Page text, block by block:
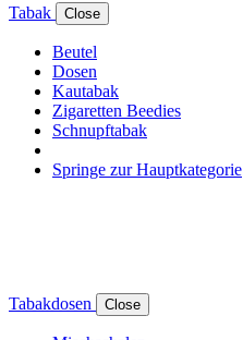
Tabak Close
Beutel
Dosen
Kautabak
Zigaretten Beedies
Schnupftabak
Springe zur Hauptkategorie
Tabakdosen Close